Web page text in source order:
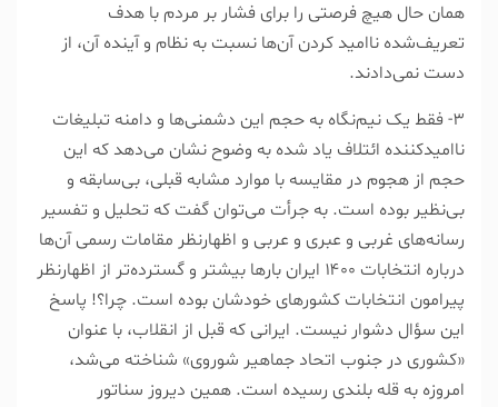
همان حال هیچ فرصتی را برای فشار بر مردم با هدف
تعریف‌شده نا‌امید کردن آن‌ها نسبت به نظام و آینده آن، از
دست نمی‌دادند.
۳- فقط یک نیم‌نگاه به حجم این دشمنی‌ها و دامنه تبلیغات
ناامید‌کننده ائتلاف یاد شده به وضوح نشان می‌دهد که این
حجم از هجوم در مقایسه با موارد مشابه قبلی، بی‌سابقه و
بی‌نظیر بوده است. به جرأت می‌توان گفت که تحلیل و تفسیر
رسانه‌های غربی و عبری و عربی و اظهار‌نظر مقامات رسمی آن‌ها
درباره انتخابات ۱۴۰۰ ایران بار‌ها بیشتر و گسترده‌تر از اظهار‌نظر
پیرامون انتخابات کشور‌های خودشان بوده است. چرا؟! پاسخ
این سؤال دشوار نیست. ایرانی که قبل از انقلاب، با عنوان
«کشوری در جنوب اتحاد جماهیر شوروی» شناخته می‌شد،
امروزه به قله بلندی رسیده است. همین دیروز سناتور